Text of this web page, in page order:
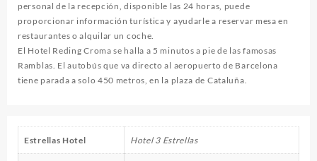
personal de la recepción, disponible las 24 horas, puede
proporcionar información turística y ayudarle a reservar mesa en
restaurantes o alquilar un coche.
El Hotel Reding Croma se halla a 5 minutos a pie de las famosas
Ramblas. El autobús que va directo al aeropuerto de Barcelona
tiene parada a solo 450 metros, en la plaza de Cataluña.
Estrellas Hotel Hotel 3 Estrellas